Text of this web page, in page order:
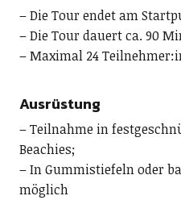
– Die Tour endet am
– Die Tour dauert ca. 90
– Maximal 24
Ausrüstung
– Teilnahme in
Beachies;
– In Gummistiefeln oder
möglich